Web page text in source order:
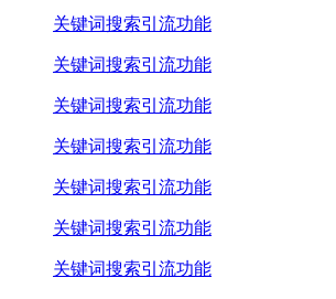
关键词搜索引流功能
关键词搜索引流功能
关键词搜索引流功能
关键词搜索引流功能
关键词搜索引流功能
关键词搜索引流功能
关键词搜索引流功能